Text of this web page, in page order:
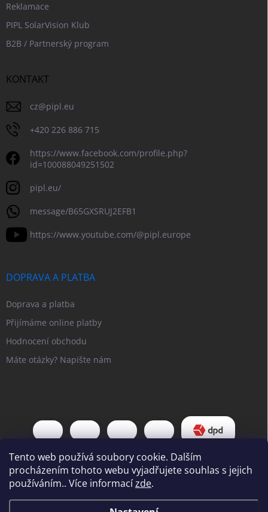
Tento web používá soubory cookie. Dalším
procházením tohoto webu vyjadřujete souhlas s jejich
používáním.. Více informacízde.
Reklamace
PIPL SolarVision Klub
B2B / Partnerský program
KONTAKT
cz@pipl.eu
+420 226 886 715
https://www.facebook.com/profile.php?
id=100088049251502
pipl.eu/
message/B65GXSRUJ2EFB1
https://www.youtube.com/@pipl.europe
DOPRAVA A PLATBA
Doprava a platba
Přijímáme online platby
Hodnocení obchodu
Máte otázky? Napište nám